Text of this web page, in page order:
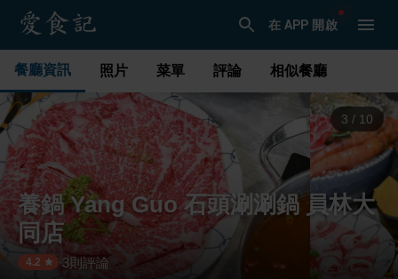
在 APP 開啟
餐廳資訊 照片 菜單 評論 相似餐廳
3 / 10
養鍋 Yang Guo 石頭涮涮鍋 員林大
同店
4.2 · 3則評論